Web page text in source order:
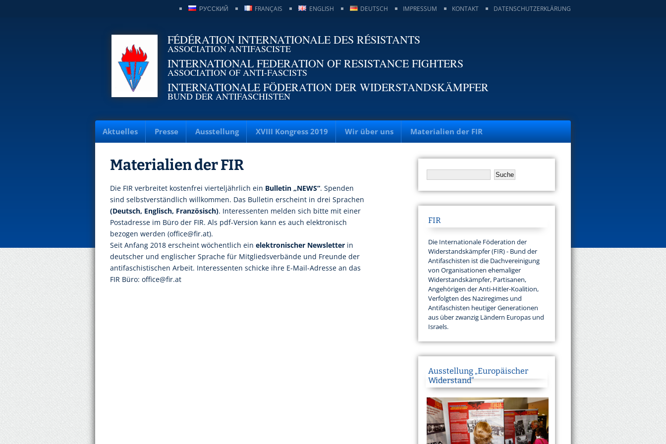
DATENSCHUTZERKLÄRUNG
KONTAKT
IMPRESSUM
DEUTSCH
ENGLISH
FRANÇAIS
РУССКИЙ
FÉDÉRATION INTERNATIONALE DES RÉSISTANTS
ASSOCIATION ANTIFASCISTE
INTERNATIONAL FEDERATION OF RESISTANCE FIGHTERS
ASSOCIATION OF ANTI-FASCISTS
INTERNATIONALE FÖDERATION DER WIDERSTANDSKÄMPFER
BUND DER ANTIFASCHISTEN
Aktuelles Presse Ausstellung XVIII Kongress 2019 Wir über uns Materialien der FIR
Materialien der FIR
Die FIR verbreitet kostenfrei vierteljährlich ein Bulletin „NEWS“. Spenden
sind selbstverständlich willkommen. Das Bulletin erscheint in drei Sprachen
(Deutsch, Englisch, Französisch). Interessenten melden sich bitte mit einer
Postadresse im Büro der FIR. Als pdf-Version kann es auch elektronisch
bezogen werden (office@fir.at).
Seit Anfang 2018 erscheint wöchentlich ein elektronischer Newsletter in
deutscher und englischer Sprache für Mitgliedsverbände und Freunde der
antifaschistischen Arbeit. Interessenten schicke ihre E-Mail-Adresse an das
FIR Büro: office@fir.at
FIR
Die Internationale Föderation der
Widerstandskämpfer (FIR) - Bund der
Antifaschisten ist die Dachvereinigung
von Organisationen ehemaliger
Widerstandskämpfer, Partisanen,
Angehörigen der Anti-Hitler-Koalition,
Verfolgten des Naziregimes und
Antifaschisten heutiger Generationen
aus über zwanzig Ländern Europas und
Israels.
Ausstellung „Europäischer
Widerstand“